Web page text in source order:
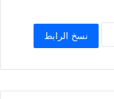
نسخ الرابط